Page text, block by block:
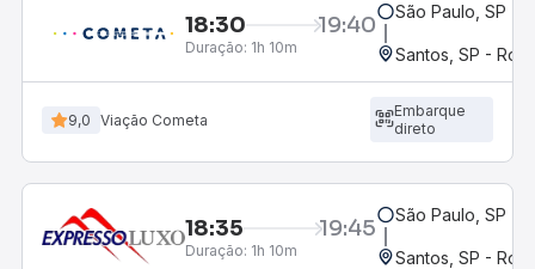
18:30 19:40
Duração: 1h 10m
São Paulo, SP -
Santos, SP -
9,0 Viação Cometa
Embarque
direto
18:35 19:45
Duração: 1h 10m
São Paulo, SP -
Santos, SP -